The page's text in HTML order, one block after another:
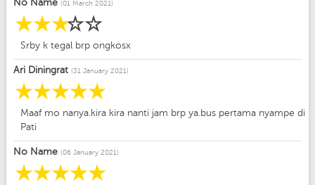
No Name (01 March 2021)
☆
☆
☆
☆
☆
Srby k tegal brp ongkosx
Ari Diningrat (31 January 2021)
☆
☆
☆
☆
☆
Maaf mo nanya.kira kira nanti jam brp ya.bus pertama nyampe di
Pati
No Name (06 January 2021)
☆
☆
☆
☆
☆